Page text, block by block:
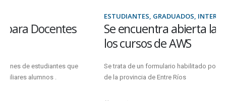
ESTUDIANTES, GRADUADOS, INTERÉS GENERAL
Se encuentra abierta la preinscripción a
Se trata de un formulario habilitado por la Secretaría de Modernización
de la provincia de Entre Ríos